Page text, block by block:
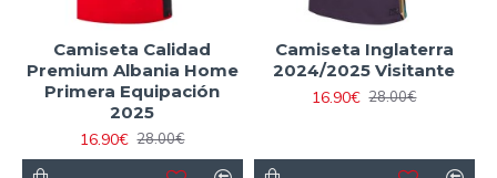
Camiseta Calidad
Premium Albania Home
Primera Equipación
2025
16.90€ 28.00€
Camiseta Inglaterra
2024/2025 Visitante
16.90€ 28.00€